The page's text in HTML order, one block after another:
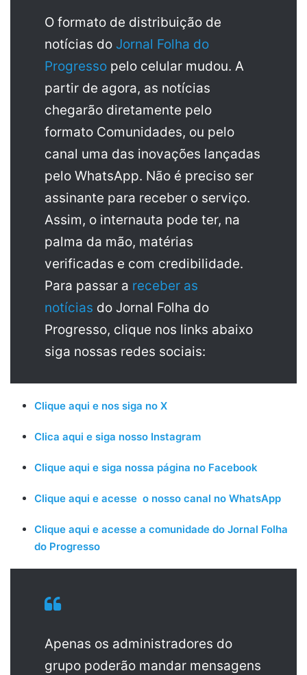
O formato de distribuição de
notícias do Jornal Folha do
Progresso pelo celular mudou. A
partir de agora, as notícias
chegarão diretamente pelo
formato Comunidades, ou pelo
canal uma das inovações lançadas
pelo WhatsApp. Não é preciso ser
assinante para receber o serviço.
Assim, o internauta pode ter, na
palma da mão, matérias
verificadas e com credibilidade.
Para passar a receber as
notícias do Jornal Folha do
Progresso, clique nos links abaixo
siga nossas redes sociais:
Clique aqui e nos siga no X
Clica aqui e siga nosso Instagram
Clique aqui e siga nossa página no Facebook
Clique aqui e acesse o nosso canal no WhatsApp
Clique aqui e acesse a comunidade do Jornal Folha
do Progresso
Apenas os administradores do
grupo poderão mandar mensagens